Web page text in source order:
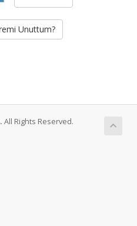
Unuttum?
All Rights Reserved.